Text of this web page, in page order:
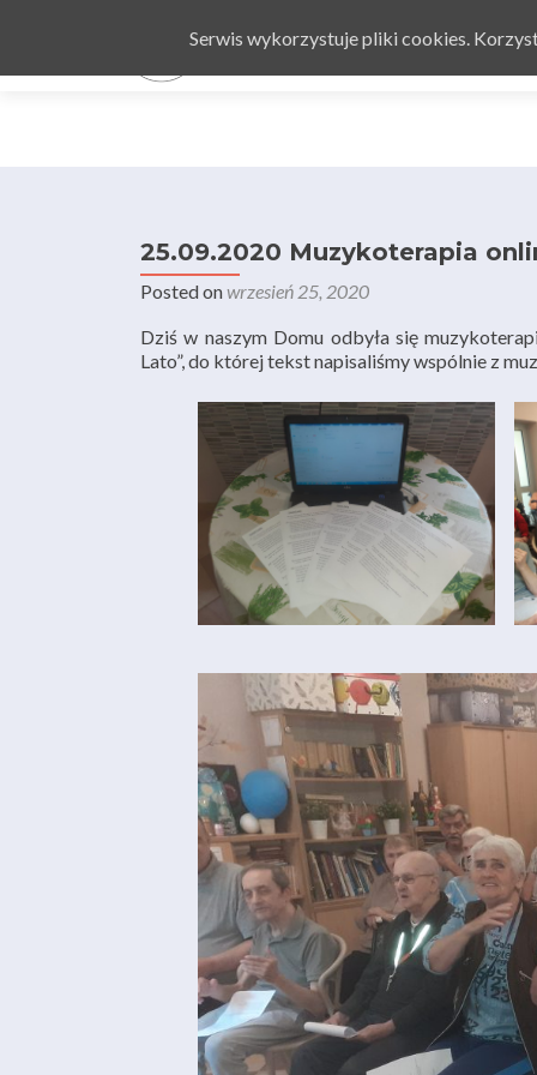
25.09.2020 Muzykoterapia
Posted onwrzesień 25, 2020
Dziś w naszym Domu odbyła się
Lato”, do której tekst napisaliśmy wspólnie z
Serwis wykorzystuje pliki cookies.